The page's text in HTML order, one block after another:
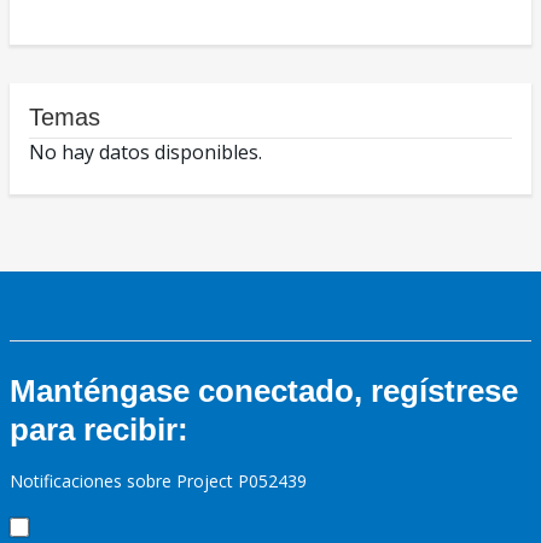
Temas
No hay datos disponibles.
Manténgase conectado, regístrese
para recibir:
Notificaciones sobre Project P052439